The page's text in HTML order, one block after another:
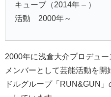
キューブ（2014年 – ）
活動 2000年～
2000年に浅倉大介プロデュ
メンバーとして芸能活動を
ドルグループ「RUN&GUN